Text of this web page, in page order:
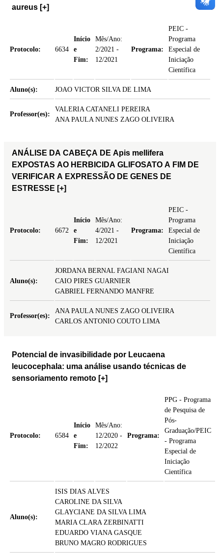
aureus [+]
Protocolo: 6634
Início
e
Fim:
Mês/Ano:
2/2021 -
12/2021
Programa:
PEIC -
Programa
Especial de
Iniciação
Científica
Aluno(s): JOAO VICTOR SILVA DE LIMA
Professor(es):
VALERIA CATANELI PEREIRA
ANA PAULA NUNES ZAGO OLIVEIRA
ANÁLISE DA CABEÇA DE Apis mellifera
EXPOSTAS AO HERBICIDA GLIFOSATO A FIM DE
VERIFICAR A EXPRESSÃO DE GENES DE
ESTRESSE [+]
Protocolo: 6672
Início
e
Fim:
Mês/Ano:
4/2021 -
12/2021
Programa:
PEIC -
Programa
Especial de
Iniciação
Científica
Aluno(s):
JORDANA BERNAL FAGIANI NAGAI
CAIO PIRES GUARNIER
GABRIEL FERNANDO MANFRE
Professor(es):
ANA PAULA NUNES ZAGO OLIVEIRA
CARLOS ANTONIO COUTO LIMA
Potencial de invasibilidade por Leucaena
leucocephala: uma análise usando técnicas de
sensoriamento remoto [+]
Protocolo: 6584
Início
e
Fim:
Mês/Ano:
12/2020 -
12/2022
Programa:
PPG - Programa
de Pesquisa de
Pós-
Graduação/PEIC
- Programa
Especial de
Iniciação
Científica
Aluno(s):
ISIS DIAS ALVES
CAROLINE DA SILVA
GLAYCIANE DA SILVA LIMA
MARIA CLARA ZERBINATTI
EDUARDO VIANA GASQUE
BRUNO MAGRO RODRIGUES